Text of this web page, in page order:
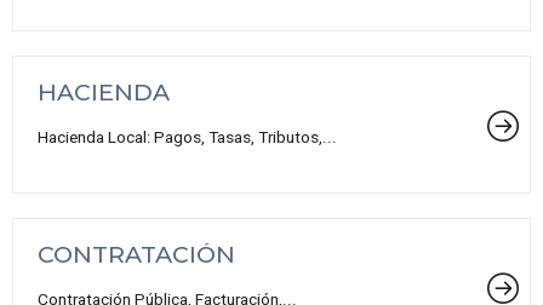
HACIENDA
Hacienda Local: Pagos, Tasas, Tributos,...
CONTRATACIÓN